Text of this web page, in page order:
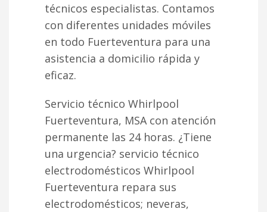
técnicos especialistas. Contamos
con diferentes unidades móviles
en todo Fuerteventura para una
asistencia a domicilio rápida y
eficaz.
Servicio técnico Whirlpool
Fuerteventura, MSA con atención
permanente las 24 horas. ¿Tiene
una urgencia? servicio técnico
electrodomésticos Whirlpool
Fuerteventura repara sus
electrodomésticos; neveras,